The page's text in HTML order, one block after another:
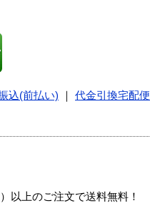
込(前払い) 代金引換宅配便
以上のご注文で送料無料！